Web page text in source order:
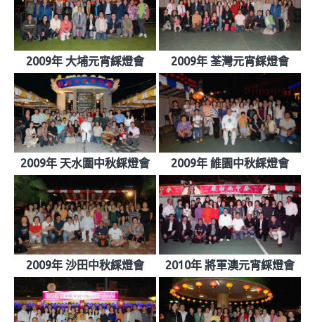
2009年 大埔元宵綵燈會 2009年 荃灣元宵綵燈會
2009年 天水圍中秋綵燈會 2009年 維園中秋綵燈會
2009年 沙田中秋綵燈會 2010年 將軍澳元宵綵燈會